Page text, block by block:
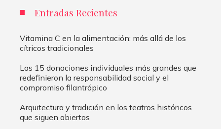
Entradas Recientes
Vitamina C en la alimentación: más allá de los
cítricos tradicionales
Las 15 donaciones individuales más grandes que
redefinieron la responsabilidad social y el
compromiso filantrópico
Arquitectura y tradición en los teatros históricos
que siguen abiertos